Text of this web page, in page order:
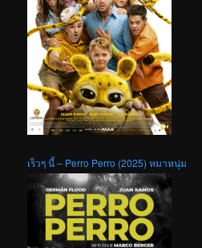
เร็วๆ นี้ – Perro Perro (2025) หมาหนุ่ม